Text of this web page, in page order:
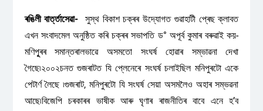
ৰঙিলী বাৰ্ত্তাসেৱা-
সুস্থ বিকাশ চক্ৰৰ উদ্যোগত গুৱাহাটী প্ৰেছ ক্লাবত
এখন সংবাদমেল অনুষ্ঠিত কৰি চক্ৰৰ সভাপতি ড° অপূৰ্ব কুমাৰ বৰুৱাই কয়-
মণিপুূৰৰ সমান্তৰালভাৱে অসমতো সংঘৰ্ষ হোৱাৰ সম্ভাৱনা দেখা
গৈছে৷২০০২চনত গুজৰাটত যি প্লেনেৰে সংঘৰ্ষ চলাইছিল মনিপুৰটো একে
পেটাৰ্ণ লৈছে ৷গুজৰাট, মনিপুৰটো যি সংঘৰ্ষ সেয়া অসমলৈও অহাৰ সম্ভৱনা
আছে৷বিজেপি চৰকাৰৰ ভাষীক আৰু ঘৃণাৰ ৰাজনীতিৰ বাবে এনে হ’ব